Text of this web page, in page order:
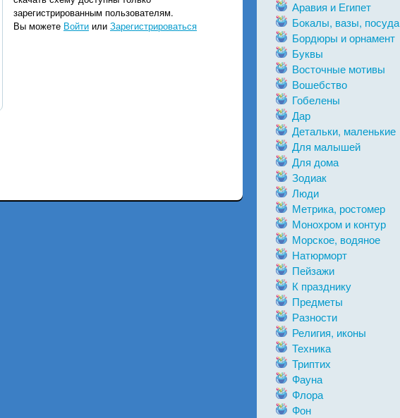
зарегистрированным пользователям.
Вы можете Войти или Зарегистрироваться
Аравия и Египет
Бокалы, вазы, посуда
Бордюры и орнамент
Буквы
Восточные мотивы
Вошебство
Гобелены
Дар
Детальки, маленькие
Для малышей
Для дома
Зодиак
Люди
Метрика, ростомер
Монохром и контур
Морское, водяное
Натюрморт
Пейзажи
К празднику
Предметы
Разности
Религия, иконы
Техника
Триптих
Фауна
Флора
Фон